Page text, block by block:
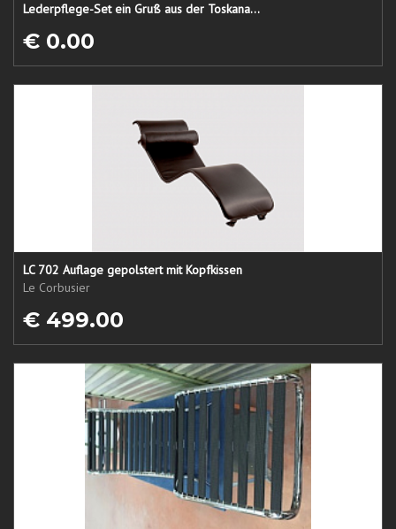
Lederpflege-Set ein Gruß aus der Toskana...
€ 0.00
LC 702 Auflage gepolstert mit Kopfkissen
Le Corbusier
€ 499.00